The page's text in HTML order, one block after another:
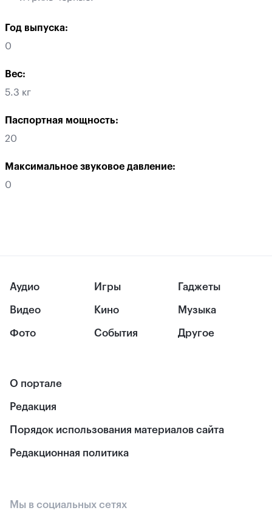
Год выпуска:
0
Вес:
5.3 кг
Паспортная мощность:
20
Максимальное звуковое давление:
0
Аудио
Видео
Фото
Игры
Кино
События
Гаджеты
Музыка
Другое
О портале
Редакция
Порядок использования материалов сайта
Редакционная политика
Мы в социальных сетях